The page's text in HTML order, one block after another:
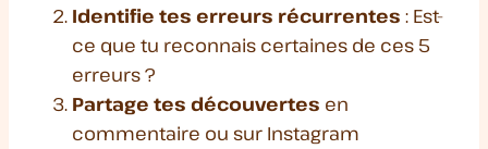
Identifie tes erreurs récurrentes : Est-
ce que tu reconnais certaines de ces 5
erreurs ?
Partage tes découvertes en
commentaire ou sur Instagram